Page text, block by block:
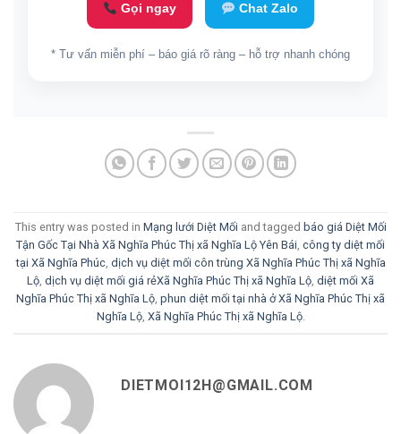
Gọi ngay Chat Zalo
* Tư vấn miễn phí – báo giá rõ ràng – hỗ trợ nhanh chóng
This entry was posted in Mạng lưới Diệt Mối and tagged báo giá Diệt Mối
Tận Gốc Tại Nhà Xã Nghĩa Phúc Thị xã Nghĩa Lộ Yên Bái, công ty diệt mối
tại Xã Nghĩa Phúc, dịch vụ diệt mối côn trùng Xã Nghĩa Phúc Thị xã Nghĩa
Lộ, dịch vụ diệt mối giá rẻXã Nghĩa Phúc Thị xã Nghĩa Lộ, diệt mối Xã
Nghĩa Phúc Thị xã Nghĩa Lộ, phun diệt mối tại nhà ở Xã Nghĩa Phúc Thị xã
Nghĩa Lộ, Xã Nghĩa Phúc Thị xã Nghĩa Lộ.
DIETMOI12H@GMAIL.COM